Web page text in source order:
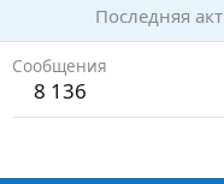
Последняя
Сообщения
8 136